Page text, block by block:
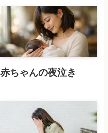
赤ちゃんの夜泣き